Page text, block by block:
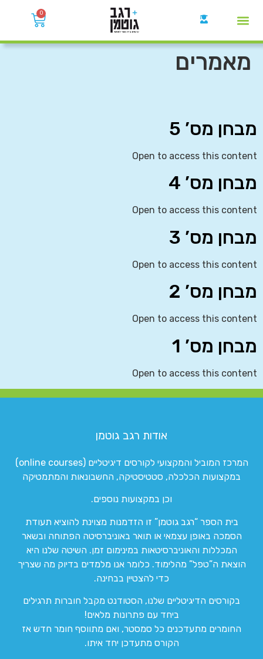
0
מאמרים
מבחן מס’ 5
Open to access this content
מבחן מס’ 4
Open to access this content
מבחן מס’ 3
Open to access this content
מבחן מס’ 2
Open to access this content
מבחן מס’ 1
Open to access this content
אודות רגב גוטמן
המרכז המוביל והמקצועי לקורסים דיגיטליים (online courses)
במקצועות הכלכלה, סטטיסטיקה, החשבונאות והמתמטיקה
וכן במקצועות נוספים.
בית הספר “רגב גוטמן” זו הזדמנות מצוינת להוציא תעודת
הסמכה באופן עצמאי או תואר באוניברסיטה הפתוחה ובשאר
המכללות והאוניברסיטאות במינימום זמן. השיטה שלנו היא
הוצאת ה”טפל” מהלימוד. כלומר אנו מלמדים בדיוק מה שצריך
כדי להצטיין בבחינה.
בקורסים הדיגיטליים שלנו, הסטודנט מקבל חוברות תרגילים
ביחד עם פתרונות מלאים!
החומרים מתעדכנים כל סמסטר, ואם מתווסף חומר חדש אז
הקורס מתעדכן יחד איתו.